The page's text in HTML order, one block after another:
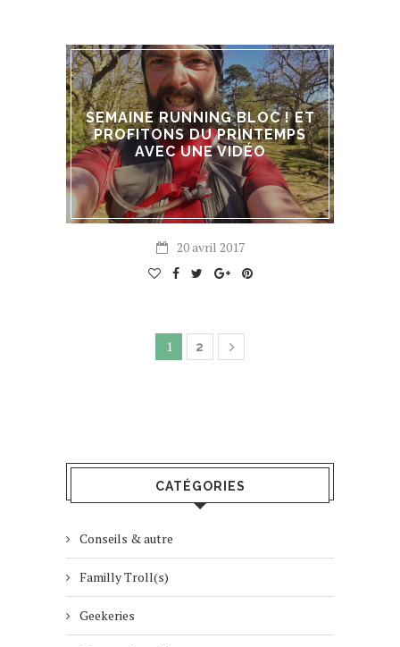
SEMAINE RUNNING BLOC ! ET
PROFITONS DU PRINTEMPS
AVEC UNE VIDÉO
20 avril 2017
1 2
CATÉGORIES
Conseils & autre
Familly Troll(s)
Geekeries